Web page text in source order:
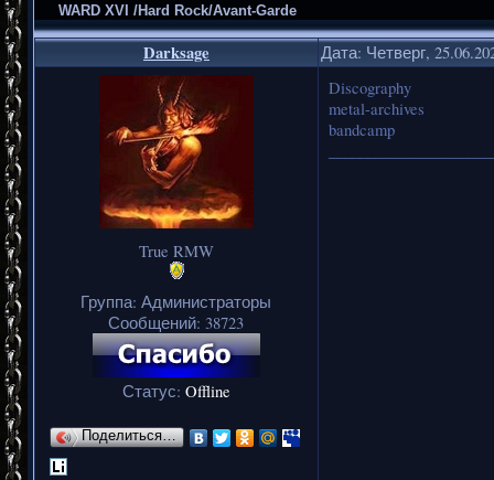
WARD XVI /Hard Rock/Avant-Garde
Darksage Дата: Четверг,
True RMW
Группа: Администраторы
Сообщений: 38723
Статус: Offline
Поделиться…
Discography
metal-archives
bandcamp